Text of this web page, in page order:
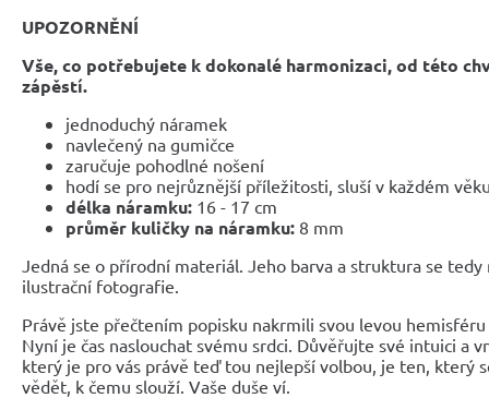
UPOZORNĚNÍ
Vše, co potřebujete k dokonalé harmonizaci, od této
zápěstí.
jednoduchý náramek
navlečený na gumičce
zaručuje pohodlné nošení
hodí se pro nejrůznější příležitosti, sluší v každém
délka náramku: 16 - 17 cm
průměr kuličky na náramku: 8 mm
Jedná se o přírodní materiál. Jeho barva a struktura se
ilustrační fotografie.
Právě jste přečtením popisku nakrmili svou levou
Nyní je čas naslouchat svému srdci. Důvěřujte své intuici a
který je pro vás právě teď tou nejlepší volbou, je ten, který
vědět, k čemu slouží. Vaše duše ví.